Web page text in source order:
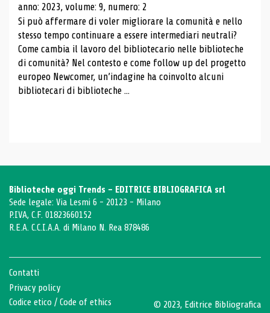
anno: 2023, volume: 9, numero: 2
Si può affermare di voler migliorare la comunità e nello
stesso tempo continuare a essere intermediari neutrali?
Come cambia il lavoro del bibliotecario nelle biblioteche
di comunità? Nel contesto e come follow up del progetto
europeo Newcomer, un’indagine ha coinvolto alcuni
bibliotecari di biblioteche ...
Biblioteche oggi Trends - EDITRICE BIBLIOGRAFICA srl
Sede legale: Via Lesmi 6 - 20123 - Milano
P.IVA, C.F. 01823660152
R.E.A. C.C.I.A.A. di Milano N. Rea 878486
Contatti
Privacy policy
Codice etico / Code of ethics © 2023, Editrice Bibliografica